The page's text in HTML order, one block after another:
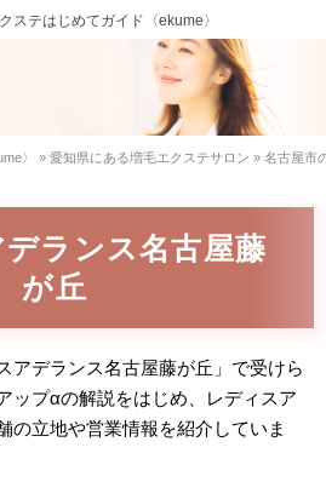
ステはじめてガイド〈ekume〉
〉 » 愛知県にある増毛エクステサロン » 名古屋市
ランス名古屋藤
が丘
アデランス名古屋藤が丘」で受けら
ップαの解説をはじめ、レディスア
の立地や営業情報を紹介していま